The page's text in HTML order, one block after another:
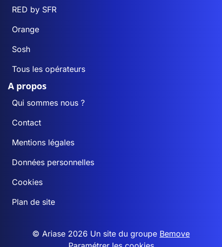
RED by SFR
Orange
Sosh
Tous les opérateurs
A propos
Qui sommes nous ?
Contact
Mentions légales
Données personnelles
Cookies
Plan de site
© Ariase 2026 Un site du groupe Bemove